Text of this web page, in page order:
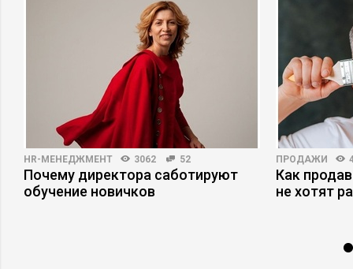
HR-МЕНЕДЖМЕНТ 3062 52
Почему директора саботируют
обучение новичков
ПРОДАЖИ
Как
не хотят